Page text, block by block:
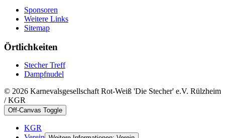
Sponsoren
Weitere Links
Sitemap
Örtlichkeiten
Stecher Treff
Dampfnudel
© 2026 Karnevalsgesellschaft Rot-Weiß 'Die Stecher' e.V. Rülzheim
/ KGR
Off-Canvas Toggle
KGR